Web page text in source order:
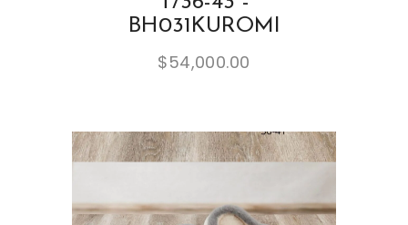
BH031KUROMI
$54,000.00